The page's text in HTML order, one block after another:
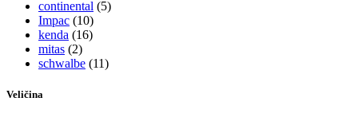
continental (5)
Impac (10)
kenda (16)
mitas (2)
schwalbe (11)
Veličina